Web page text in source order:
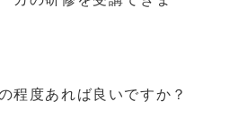
程度あれば良いですか？